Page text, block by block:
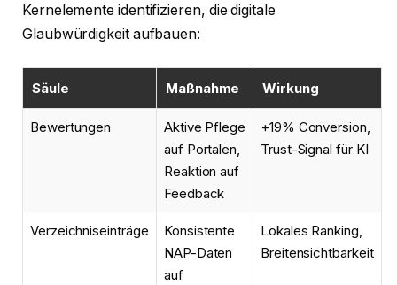
Kernelemente identifizieren, die digitale
Glaubwürdigkeit aufbauen:
Säule Maßnahme Wirkung
Bewertungen
Aktive Pflege
auf Portalen,
Reaktion auf
Feedback
+19% Conversion,
Trust-Signal für KI
Verzeichniseinträge
Konsistente
NAP-Daten
auf
Lokales Ranking,
Breitensichtbarkeit